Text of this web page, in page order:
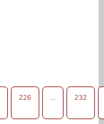
226 … 232